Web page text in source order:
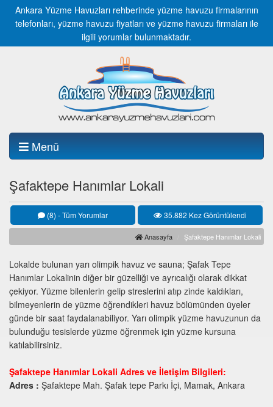
Ankara Yüzme Havuzları rehberinde yüzme havuzu firmalarının
telefonları, yüzme havuzu fiyatları ve yüzme havuzu firmaları ile
ilgili yorumlar bulunmaktadır.
Menü
Şafaktepe Hanımlar Lokali
(8) - Tüm Yorumlar 35.882 Kez Görüntülendi
Anasayfa Şafaktepe Hanımlar Lokali
Lokalde bulunan yarı olimpik havuz ve sauna; Şafak Tepe
Hanımlar Lokalinin diğer bir güzelliği ve ayrıcalığı olarak dikkat
çekiyor. Yüzme bilenlerin gelip streslerini atıp zinde kaldıkları,
bilmeyenlerin de yüzme öğrendikleri havuz bölümünden üyeler
günde bir saat faydalanabiliyor. Yarı olimpik yüzme havuzunun da
bulunduğu tesislerde yüzme öğrenmek için yüzme kursuna
katılabilirsiniz.
Şafaktepe Hanımlar Lokali Adres ve İletişim Bilgileri:
Adres : Şafaktepe Mah. Şafak tepe Parkı İçi, Mamak, Ankara